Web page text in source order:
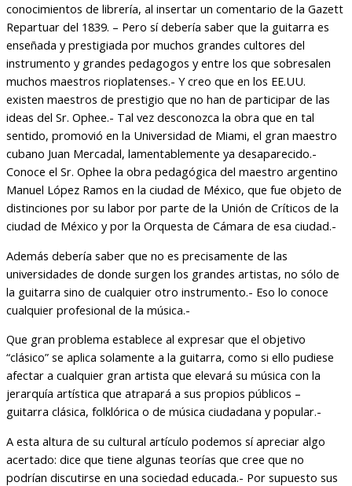
conocimientos de librería, al insertar un comentario de la Gazett
Repartuar del 1839. – Pero sí debería saber que la guitarra es
enseñada y prestigiada por muchos grandes cultores del
instrumento y grandes pedagogos y entre los que sobresalen
muchos maestros rioplatenses.- Y creo que en los EE.UU.
existen maestros de prestigio que no han de participar de las
ideas del Sr. Ophee.- Tal vez desconozca la obra que en tal
sentido, promovió en la Universidad de Miami, el gran maestro
cubano Juan Mercadal, lamentablemente ya desaparecido.-
Conoce el Sr. Ophee la obra pedagógica del maestro argentino
Manuel López Ramos en la ciudad de México, que fue objeto de
distinciones por su labor por parte de la Unión de Críticos de la
ciudad de México y por la Orquesta de Cámara de esa ciudad.-
Además debería saber que no es precisamente de las
universidades de donde surgen los grandes artistas, no sólo de
la guitarra sino de cualquier otro instrumento.- Eso lo conoce
cualquier profesional de la música.-
Que gran problema establece al expresar que el objetivo
“clásico” se aplica solamente a la guitarra, como si ello pudiese
afectar a cualquier gran artista que elevará su música con la
jerarquía artística que atrapará a sus propios públicos –
guitarra clásica, folklórica o de música ciudadana y popular.-
A esta altura de su cultural artículo podemos sí apreciar algo
acertado: dice que tiene algunas teorías que cree que no
podrían discutirse en una sociedad educada.- Por supuesto sus